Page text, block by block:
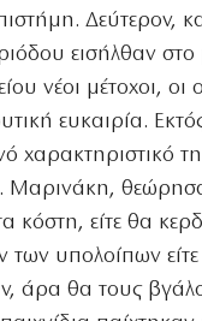
Δεύτερον,
εισήλθαν στο
νέοι μέτοχοι,
ευκαιρία.
χαρακτηριστικό
Μαρινάκη,
κόστη, είτε θα
των υπολοίπων
άρα θα τους